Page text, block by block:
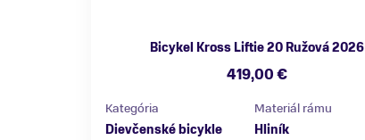
Bicykel Kross Liftie 20 Ružová 2026
419,00 €
Kategória
Dievčenské bicykle
Materiál rámu
Hliník